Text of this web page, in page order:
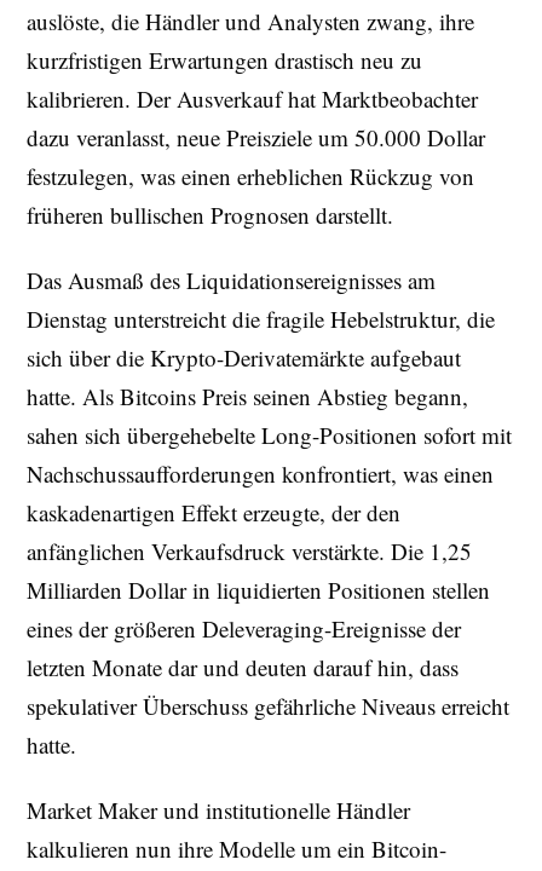
auslöste, die Händler und Analysten zwang, ihre
kurzfristigen Erwartungen drastisch neu zu
kalibrieren. Der Ausverkauf hat Marktbeobachter
dazu veranlasst, neue Preisziele um 50.000 Dollar
festzulegen, was einen erheblichen Rückzug von
früheren bullischen Prognosen darstellt.
Das Ausmaß des Liquidationsereignisses am
Dienstag unterstreicht die fragile Hebelstruktur, die
sich über die Krypto-Derivatemärkte aufgebaut
hatte. Als Bitcoins Preis seinen Abstieg begann,
sahen sich übergehebelte Long-Positionen sofort mit
Nachschussaufforderungen konfrontiert, was einen
kaskadenartigen Effekt erzeugte, der den
anfänglichen Verkaufsdruck verstärkte. Die 1,25
Milliarden Dollar in liquidierten Positionen stellen
eines der größeren Deleveraging-Ereignisse der
letzten Monate dar und deuten darauf hin, dass
spekulativer Überschuss gefährliche Niveaus erreicht
hatte.
Market Maker und institutionelle Händler
kalkulieren nun ihre Modelle um ein Bitcoin-